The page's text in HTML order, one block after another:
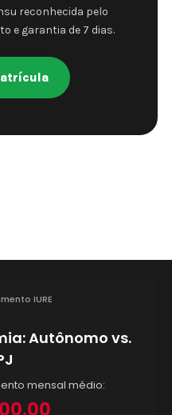
reconhecida pelo
e garantia de 7 dias.